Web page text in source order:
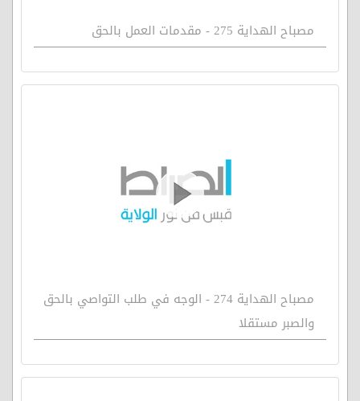
مصباح الهداية 275 - مقدمات العمل بالحق
مصباح الهداية 274 - الوجه في طلب التواصي بالحق
والصبر مستقلا